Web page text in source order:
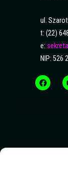
ul.
t: (22)
e:
NIP: 526
a
c
e